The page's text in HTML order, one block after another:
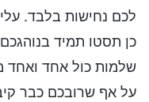
לכם נחישות בלבד.
כן תסטו תמיד
שלמות כול אחד ואחד
על אף שרובכם כבר